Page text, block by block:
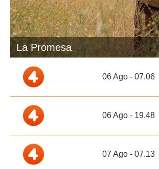
La Promesa
06 Ago - 07.06
06 Ago - 19.48
07 Ago - 07.13